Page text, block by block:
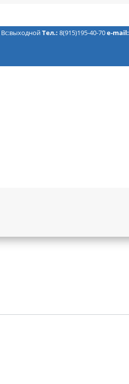
Вс:выходнойТел.: 8(915)195-40-70e-mail: